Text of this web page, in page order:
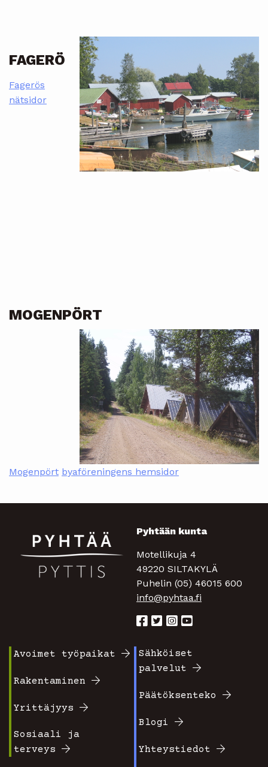
FAGERÖ
Fagerös
nätsidor
MOGENPÖRT
Mogenpört byaföreningens hemsidor
Pyhtään kunta
Motellikuja 4
49220 SILTAKYLÄ
Puhelin (05) 46015 600
info@pyhtaa.fi
valikko
1
Avoimet työpaikat
Rakentaminen
Yrittäjyys
Sosiaali ja
terveys
Footer
2
Sähköiset
palvelut
Päätöksenteko
Blogi
Yhteystiedot